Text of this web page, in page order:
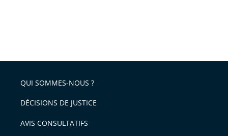
QUI SOMMES-NOUS ?
DÉCISIONS DE JUSTICE
AVIS CONSULTATIFS